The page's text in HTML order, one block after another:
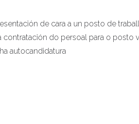
de cara a un posto de
do persoal para o posto
autocandidatura